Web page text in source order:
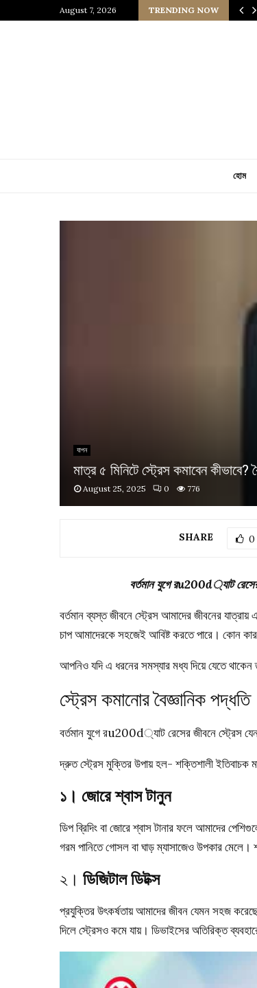
August 7, 2026 TRENDING NOW
জাপানি আধ্যাত্মিকতার ছোঁয়া
হোম
যাপন
মাত্র ৫ মিনিটে স্ট্রেস কমাবেন
August 25, 2025 0 776
SHARE 0
বর্তমান যুগে রu200d্যাট
বর্তমান ব্যস্ত জীবনে স্ট্রেস আমাদের জীবনের
চাপ আমাদেরকে সহজেই আবিষ্ট করতে পারে। কোন
আপনিও যদি এ ধরনের সমস্যার মধ্য দিয়ে যেতে
স্ট্রেস কমানোর বৈজ্ঞানিক পদ্ধতি
বর্তমান যুগে রu200d্যাট রেসের জীবনে স্ট্রেস
দ্রুত স্ট্রেস মুক্তির উপায় হল- শক্তিশালী ইতিবাচক
১। জোরে শ্বাস টানুন
ডিপ ব্রিদিং বা জোরে শ্বাস টানার ফলে আমাদের
গরম পানিতে গোসল বা ঘাড় ম্যাসাজেও উপকার মেলে।
২। ডিজিটাল ডিটক্স
প্রযুক্তির উৎকর্ষতায় আমাদের জীবন যেমন সহজ
দিলে স্ট্রেসও কমে যায়। ডিভাইসের অতিরিক্ত